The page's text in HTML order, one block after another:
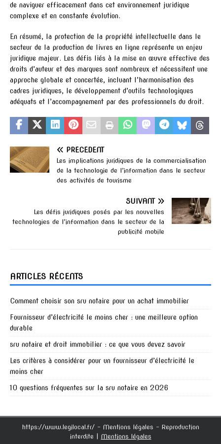
de naviguer efficacement dans cet environnement juridique
complexe et en constante évolution.
En résumé, la protection de la propriété intellectuelle dans le
secteur de la production de livres en ligne représente un enjeu
juridique majeur. Les défis liés à la mise en œuvre effective des
droits d’auteur et des marques sont nombreux et nécessitent une
approche globale et concertée, incluant l’harmonisation des
cadres juridiques, le développement d’outils technologiques
adéquats et l’accompagnement par des professionnels du droit.
PRÉCÉDENT
Les implications juridiques de la commercialisation
de la technologie de l’information dans le secteur
des activités de tourisme
SUIVANT
Les défis juridiques posés par les nouvelles
technologies de l’information dans le secteur de la
publicité mobile
ARTICLES RÉCENTS
Comment choisir son sru notaire pour un achat immobilier
Fournisseur d’électricité le moins cher : une meilleure option
durable
sru notaire et droit immobilier : ce que vous devez savoir
Les critères à considérer pour un fournisseur d’électricité le
moins cher
10 questions fréquentes sur la sru notaire en 2026
https://www.legilocal.fr/ - Mentions légales - Reproduction
interdite
Mentions légales